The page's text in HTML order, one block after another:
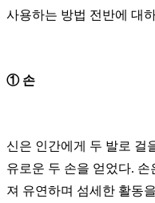
사용하는 방법 전반에 대
① 손
신은 인간에게 두 발로 걸
유로운 두 손을 얻었다. 손
져 유연하며 섬세한 활동을